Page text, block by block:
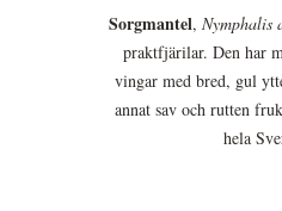
Sorgmantel, Nymphalis
praktfjärilar. Den har
vingar med bred, gul
annat sav och rutten
hela